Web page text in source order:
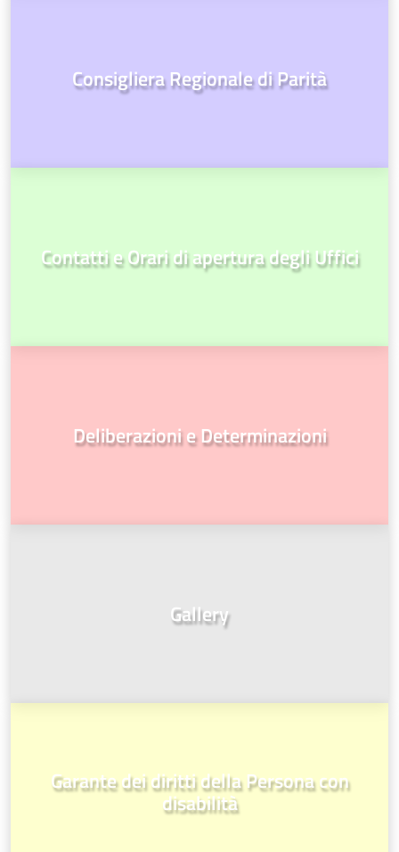
Consigliera Regionale di Parità
Contatti e Orari di apertura degli Uffici
Deliberazioni e Determinazioni
Gallery
Garante dei diritti della Persona con
disabilità